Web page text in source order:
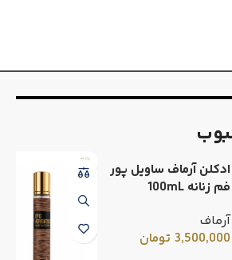
ادکلن آرماف ساویل پور
فم زنانه 100mL
آرماف
3,500,000 تومان